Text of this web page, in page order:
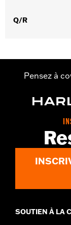
GARANTIE:
Q/R
Pensez à
SOUTIEN À LA